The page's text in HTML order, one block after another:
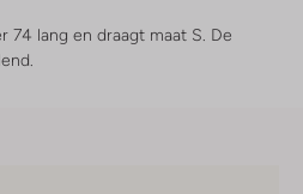
74 lang en draagt maat S. De